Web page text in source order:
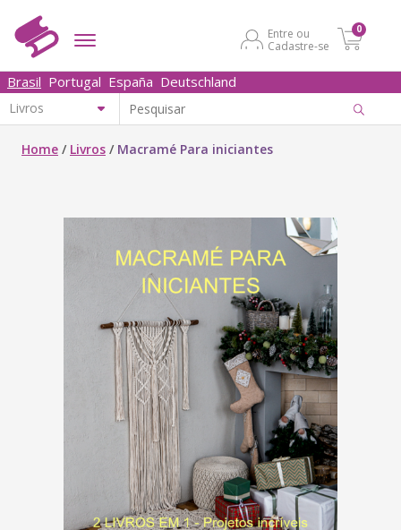
Entre ou
Cadastre-se
0
Brasil Portugal España Deutschland
Home / Livros / Macramé Para iniciantes